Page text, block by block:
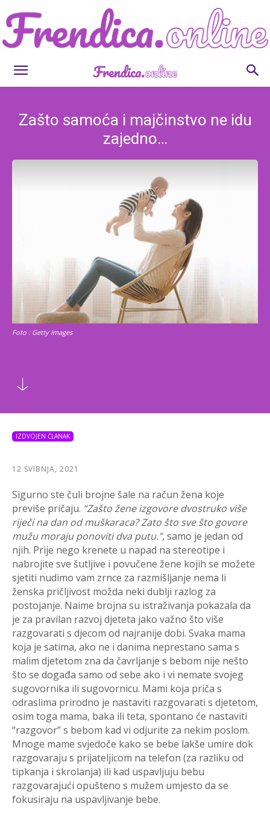
Frendica.online
Zašto samoća i majčinstvo ne idu
zajedno…
Foto : Getty Images
IZDVOJEN ČLANAK
12 SVIBNJA, 2021
Sigurno ste čuli brojne šale na račun žena koje
previše pričaju. “Zašto žene izgovore dvostruko više
riječi na dan od muškaraca? Zato što sve što govore
mužu moraju ponoviti dva putu.”, samo je jedan od
njih. Prije nego krenete u napad na stereotipe i
nabrojite sve šutljive i povučene žene kojih se možete
sjetiti nudimo vam zrnce za razmišljanje nema li
ženska pričljivost možda neki dublji razlog za
postojanje. Naime brojna su istraživanja pokazala da
je za pravilan razvoj djeteta jako važno što više
razgovarati s djecom od najranije dobi. Svaka mama
koja je satima, ako ne i danima neprestano sama s
malim djetetom zna da čavrljanje s bebom nije nešto
što se događa samo od sebe ako i vi nemate svojeg
sugovornika ili sugovornicu. Mami koja priča s
odraslima prirodno je nastaviti razgovarati s djetetom,
osim toga mama, baka ili teta, spontano će nastaviti
“razgovor” s bebom kad vi odjurite za nekim poslom.
Mnoge mame svjedoče kako se bebe lakše umire dok
razgovaraju s prijateljicom na telefon (za razliku od
tipkanja i skrolanja) ili kad uspavljuju bebu
razgovarajući opušteno s mužem umjesto da se
fokusiraju na uspavljivanje bebe.